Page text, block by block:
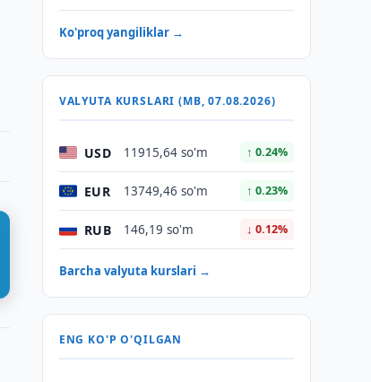
Ko'proq yangiliklar →
VALYUTA KURSLARI (MB, 07.08.2026)
USD 11915,64 so'm ↑ 0.24%
EUR 13749,46 so'm ↑ 0.23%
RUB 146,19 so'm ↓ 0.12%
Barcha valyuta kurslari →
ENG KO'P O'QILGAN